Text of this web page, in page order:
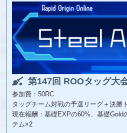
第147回 ROOタッグ大
参加費：50RC
タッグチーム対戦の予選リーグ＋決勝
現在報酬：基礎EXPの60%、基礎Gold
テム×2